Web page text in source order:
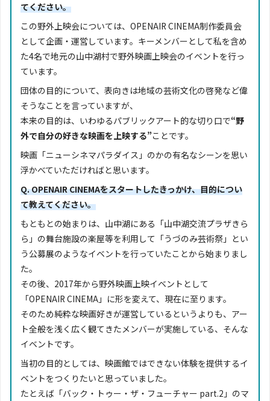
てください。
この野外上映会については、OPENAIR CINEMA制作委員会
として企画・運営しています。キーメンバーとして私を含め
た4名で地元の山中湖村で野外映画上映会のイベントを行っ
ています。
団体の目的について、表向きは地域の芸術文化の啓発など偉
そうなことを言っていますが、
本来の目的は、いわゆるパブリックアート的な切り口で“野
外で自分の好きな映画を上映する”ことです。
映画「ニューシネマパラダイス」のかの有名なシーンを思い
浮かべていただければと思います。
Q. OPENAIR CINEMAをスタートしたきっかけ、目的につい
て教えてください。
もともとの始まりは、山中湖にある「山中湖交流プラザきら
ら」の舞台施設の楽屋等を利用して「うづのみ芸術祭」とい
う公募展のようなイベントを行っていたことから始まりまし
た。
その後、2017年から野外映画上映イベントとして
「OPENAIR CINEMA」に形を変えて、現在に至ります。
そのため純粋な映画好きが運営しているというよりも、アー
ト全般を浅く広く観てきたメンバーが実施している、そんな
イベントです。
当初の目的としては、映画館ではできない体験を提供するイ
ベントをつくりたいと思っていました。
たとえば「バック・トゥー・ザ・フューチャー part.2」のマ